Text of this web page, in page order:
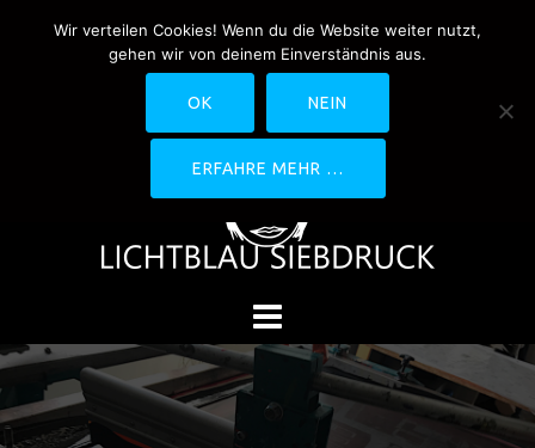
0170-4800361
drucken@lichtblau-
siebdruck.de
Schwedlerstraße 1 - 5 60314
Wir verteilen Cookies! Wenn du die Website weiter nutzt,
gehen wir von deinem Einverständnis aus.
OK NEIN
ERFAHRE MEHR …